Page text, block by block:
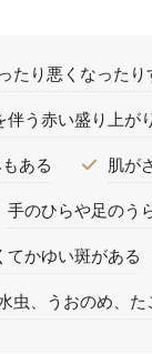
たり悪くなったり
伴う赤い盛り上が
ある 肌が
手のひらや足のう
てかゆい斑がある
虫、うおのめ、